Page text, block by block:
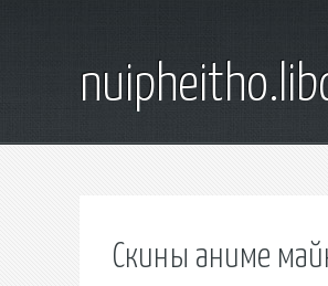
Скины аниме